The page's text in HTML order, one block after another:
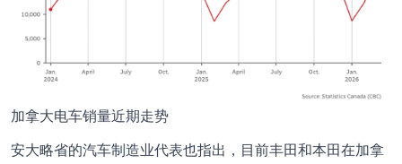
加拿大电车销量近期走势
安大略省的汽车制造业代表也指出，目前丰田和本田在加拿